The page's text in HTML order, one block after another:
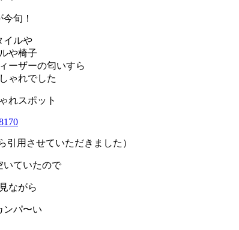
旬！
イルや
や椅子
ーザーの匂いすら
ゃれでした
れスポット
引用させていただきました）
いていたので
ながら
ンパ〜い